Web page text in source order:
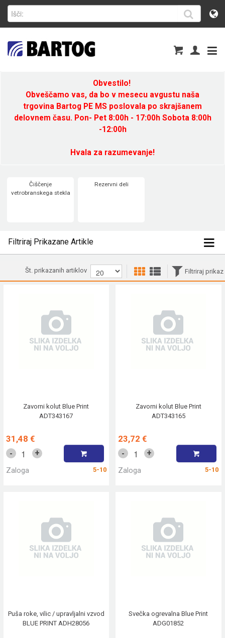
Obvestilo!
Obveščamo vas, da bo v mesecu avgustu naša
trgovina Bartog PE MS poslovala po skrajšanem
delovnem času. Pon- Pet 8:00h - 17:00h Sobota 8:00h
-12:00h
Hvala za razumevanje!
Čiščenje
vetrobranskega stekla
Rezervni deli
Filtriraj Prikazane Artikle
Filtriraj prikaz
Št. prikazanih artiklov
Zavorni kolut Blue Print
ADT343167
31,48 €
- +
Zaloga 5-10
Zavorni kolut Blue Print
ADT343165
23,72 €
- +
Zaloga 5-10
Puša roke, vilic / upravljalni vzvod
BLUE PRINT ADH28056
Svečka ogrevalna Blue Print
ADG01852